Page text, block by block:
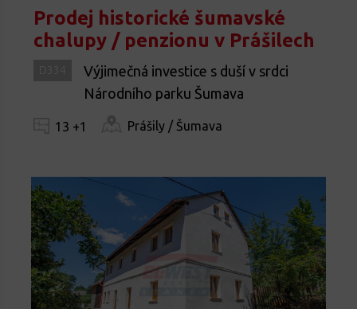
Prodej historické šumavské
chalupy / penzionu v Prášilech
Výjimečná investice s duší v srdci
Národního parku Šumava
13 +1 Prášily / Šumava